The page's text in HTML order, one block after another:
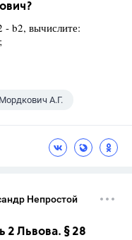
- b2, вычислите:
Мордкович А.Г.
Непростой
2 Львова. § 28